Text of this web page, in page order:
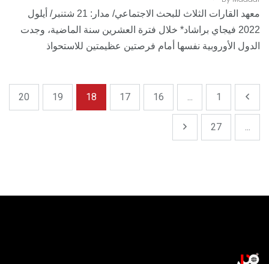
معهد القارات الثلاث للبحث الاجتماعي/ مدار: 21 شتنبر/ أيلول
2022 فيجاي براشاد* خلال فترة العشرين سنة الماضية، وجدت
الدول الأوروبية نفسها أمام فرصتين عظيمتين للاستحواذ
1
...
16
17
18
19
20
...
27